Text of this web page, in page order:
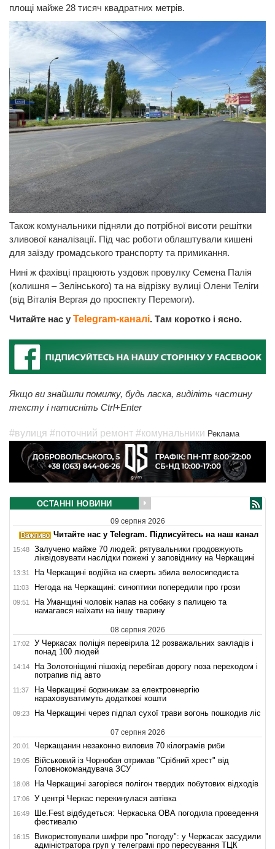
площі майже 28 тисяч квадратних метрів.
Також комунальники підняли до потрібної висоти решітки
зливової каналізації. Під час роботи облаштували кишені
для заїзду громадського транспорту та примикання.
Нині ж фахівці працюють уздовж провулку Семена Палія
(колишня – Зелінського) та на відрізку вулиці Олени Теліги
(від Віталія Вергая до проспекту Перемоги).
Читайте нас у Telegram-каналі. Там коротко і ясно.
Якщо ви знайшли помилку, будь ласка, виділіть частину
тексту і натисніть Ctrl+Enter
#вулиця #поточний ремонт #комунальники Реклама
ОСТАННІ НОВИНИ
09 серпня 2026
Читайте нас у Telegram. Підписуйтесь на наш канал
15:48
Залучено майже 70 людей: рятувальники продовжують
ліквідовувати наслідки пожежі у заповіднику на Черкащині
13:31 На Черкащині водійка на смерть збила велосипедиста
11:03 Негода на Черкащині: синоптики попередили про грози
09:51
На Уманщині чоловік напав на собаку з палицею та
намагався наїхати на іншу тварину
08 серпня 2026
17:02
У Черкасах поліція перевірила 12 розважальних закладів і
понад 100 людей
14:14
На Золотоніщині пішохід перебігав дорогу поза переходом і
потрапив під авто
11:37
На Черкащині боржникам за електроенергію
нараховуватимуть додаткові кошти
09:23 На Черкащині через підпал сухої трави вогонь пошкодив ліс
07 серпня 2026
20:01 Черкащанин незаконно виловив 70 кілограмів риби
19:05
Військовий із Чорнобая отримав "Срібний хрест" від
Головнокомандувача ЗСУ
18:08 На Черкащині загорівся полігон твердих побутових відходів
17:06 У центрі Черкас перекинулася автівка
16:49
Ше.Fest відбудеться: Черкаська ОВА погодила проведення
фестивалю
16:15
Використовували шифри про "погоду": у Черкасах засудили
адміністратора груп у телеграмі про пересування ТЦК